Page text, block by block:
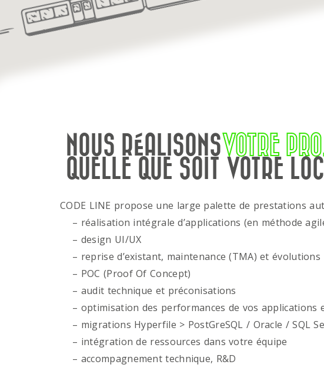
NOUS RÉALISONSVOTRE
QUELLE QUE SOIT VOTRE
CODE LINE propose une large palette de prestations
– réalisation intégrale d’applications (en méthode
– design UI/UX
– reprise d’existant, maintenance (TMA) et évolutions
– POC (Proof Of Concept)
– audit technique et préconisations
– optimisation des performances de vos applications
– migrations Hyperfile > PostGreSQL / Oracle / SQL
– intégration de ressources dans votre équipe
– accompagnement technique, R&D